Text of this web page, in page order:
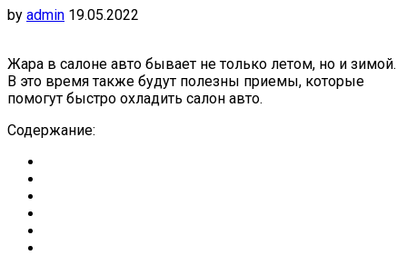
by admin 19.05.2022
Жара в салоне авто бывает не только летом, но и зимой.
В это время также будут полезны приемы, которые
помогут быстро охладить салон авто.
Содержание: